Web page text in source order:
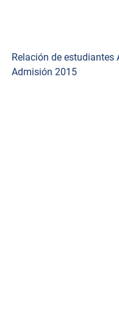
Relación de estudiantes
Admisión 2015